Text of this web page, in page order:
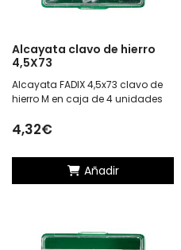
Alcayata clavo de hierro
4,5X73
Alcayata FADIX 4,5x73 clavo de
hierro M en caja de 4 unidades
4,32€
Añadir